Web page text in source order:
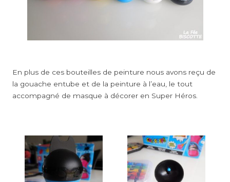
En plus de ces bouteilles de peinture nous avons reçu de
la gouache entube et de la peinture à l’eau, le tout
accompagné de masque à décorer en Super Héros.